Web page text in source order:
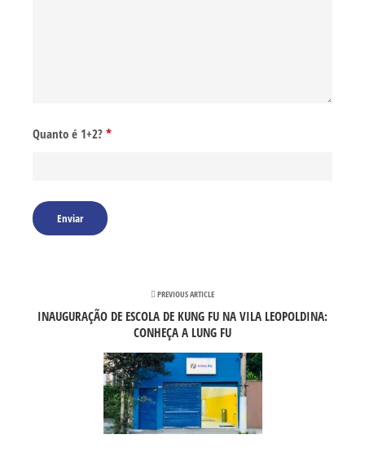
Quanto é 1+2? *
PREVIOUS ARTICLE
INAUGURAÇÃO DE ESCOLA DE KUNG FU NA VILA LEOPOLDINA:
CONHEÇA A LUNG FU